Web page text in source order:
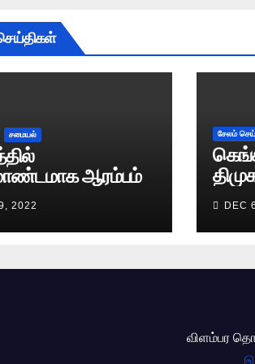
சமையல்
ஆரம்பம்
2022
சேலம்
DEC
விளம்பர